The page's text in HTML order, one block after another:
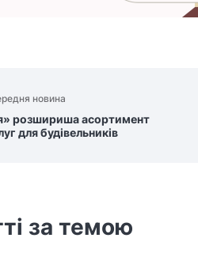
новина
розшириша асортимент
для будівельників
за темою